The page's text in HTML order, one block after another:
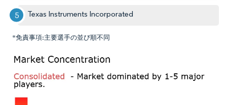
Texas Instruments Incorporated
*免責事項:主要選手の並び順不同